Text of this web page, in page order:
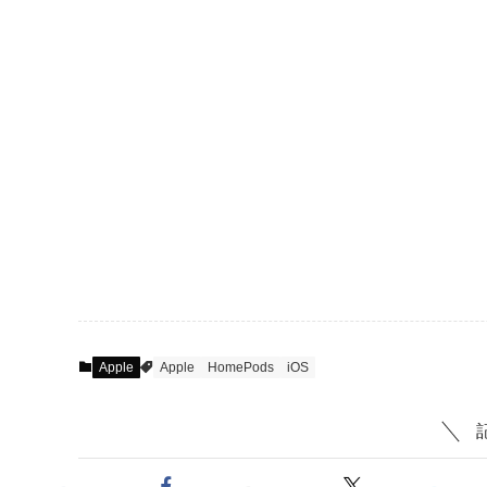
Apple Apple HomePods iOS